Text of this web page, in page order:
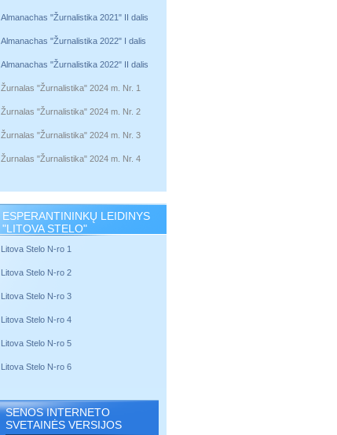
Almanachas "Žurnalistika 2021" II dalis
Almanachas "Žurnalistika 2022" I dalis
Almanachas "Žurnalistika 2022" II dalis
Žurnalas "Žurnalistika" 2024 m. Nr. 1
Žurnalas "Žurnalistika" 2024 m. Nr. 2
Žurnalas "Žurnalistika" 2024 m. Nr. 3
Žurnalas "Žurnalistika" 2024 m. Nr. 4
ESPERANTININKŲ LEIDINYS
"LITOVA STELO"
Litova Stelo N-ro 1
Litova Stelo N-ro 2
Litova Stelo N-ro 3
Litova Stelo N-ro 4
Litova Stelo N-ro 5
Litova Stelo N-ro 6
SENOS INTERNETO
SVETAINĖS VERSIJOS